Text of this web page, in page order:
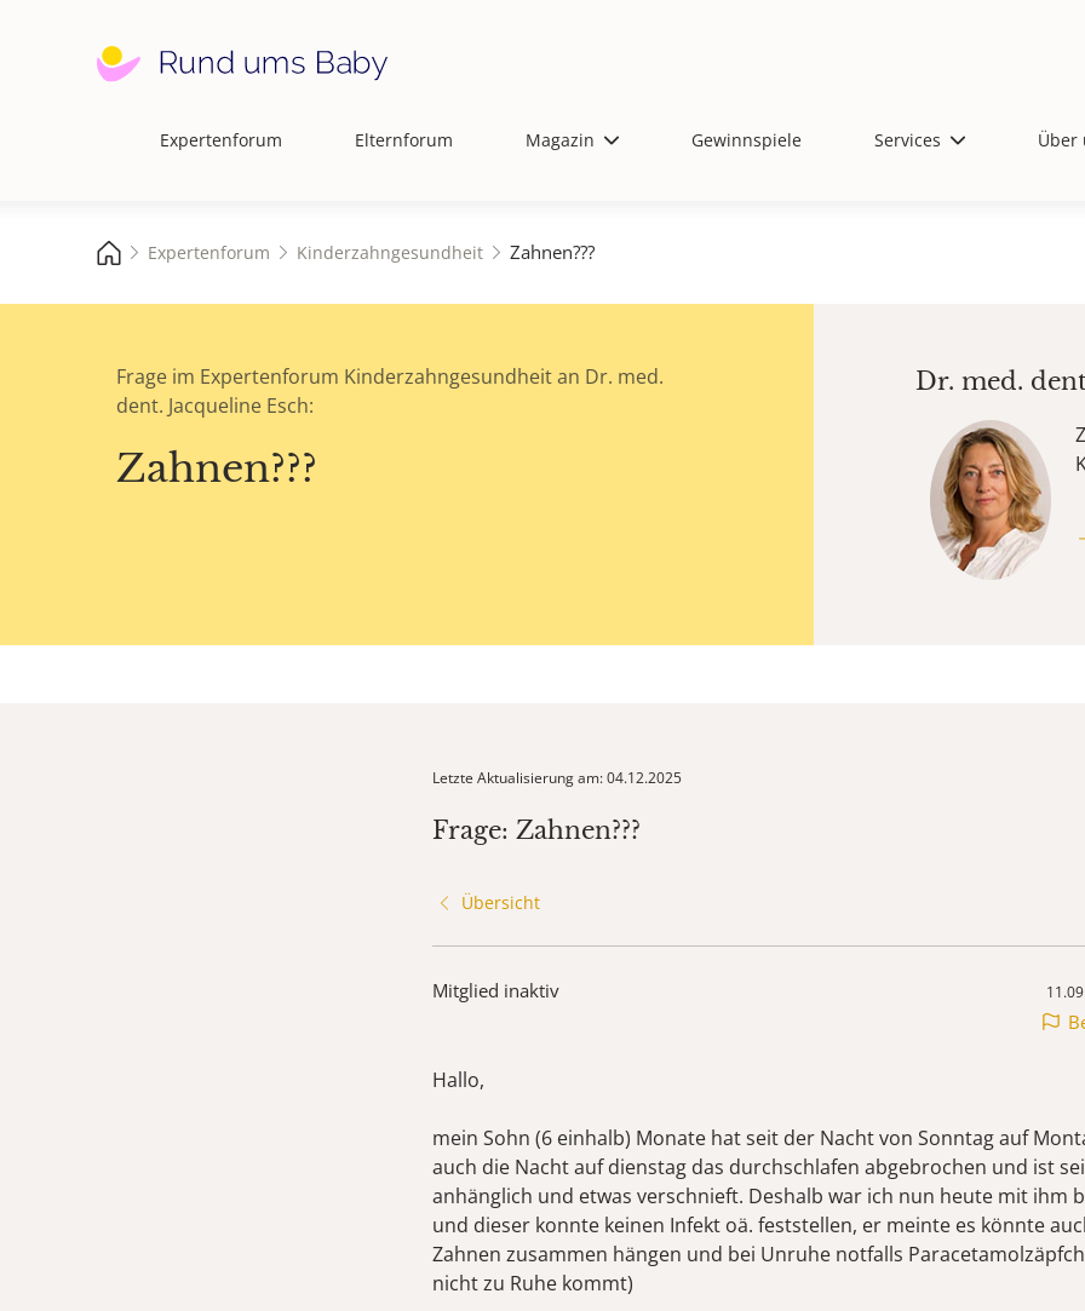
Hauptnavigation
Expertenforum Elternforum Magazin Gewinnspiele Services Über
Expertenforum Kinderzahngesundheit Zahnen???
Frage im Expertenforum Kinderzahngesundheit an Dr. med.
dent. Jacqueline Esch:
Zahnen???
Dr. med.
Letzte Aktualisierung am: 04.12.2025
Frage: Zahnen???
Übersicht
Mitglied inaktiv
Hallo,
mein Sohn (6 einhalb) Monate hat seit der Nacht von Sonntag auf
auch die Nacht auf dienstag das durchschlafen abgebrochen und ist
anhänglich und etwas verschnieft. Deshalb war ich nun heute mit ihm
und dieser konnte keinen Infekt oä. feststellen, er meinte es könnte
Zahnen zusammen hängen und bei Unruhe notfalls
nicht zu Ruhe kommt)